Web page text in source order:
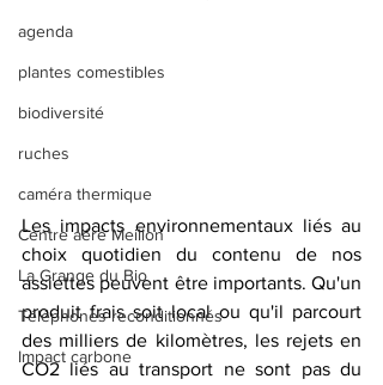
agenda
plantes comestibles
biodiversité
ruches
caméra thermique
Centre aéré Meillon
La Grange du Bio
Téléphones reconditionnés
Impact carbone
Les impacts environnementaux liés au
choix quotidien du contenu de nos
assiettes peuvent être importants. Qu'un
produit frais soit local ou qu'il parcourt
des milliers de kilomètres, les rejets en
CO2 liés au transport ne sont pas du